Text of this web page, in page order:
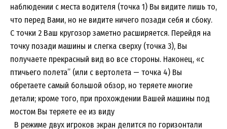
наблюдении с места водителя (точка 1) Вы видите лишь то,
что перед Вами, но не видите ничего позади себя и сбоку.
С точки 2 Ваш кругозор заметно расширяется. Перейдя на
точку позади машины и слегка сверху (точка 3), Вы
получаете прекрасный вид во все стороны. Наконец, «с
птичьего полета” (или с вертолета — точка 4) Вы
обретаете самый большой обзор, но теряете многие
детали; кроме того, при прохождении Вашей машины под
мостом Вы теряете ее из виду
В режиме двух игроков экран делится по горизонтали